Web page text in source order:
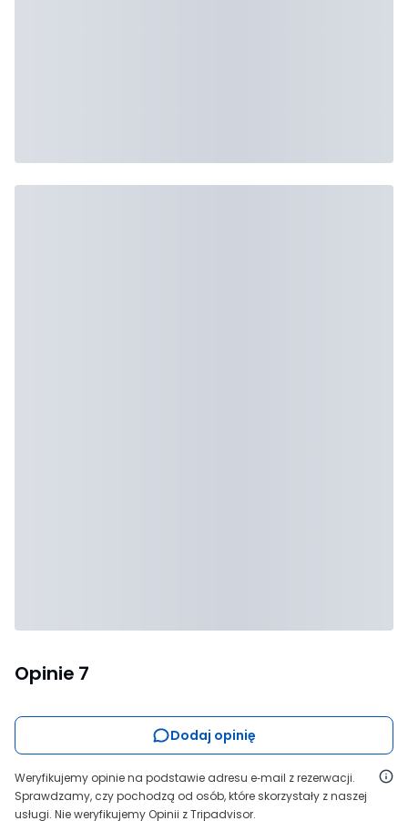
Opinie 7
Dodaj opinię
Weryfikujemy opinie na podstawie adresu e‑mail z rezerwacji.
Sprawdzamy, czy pochodzą od osób, które skorzystały z naszej
usługi. Nie weryfikujemy Opinii z Tripadvisor.